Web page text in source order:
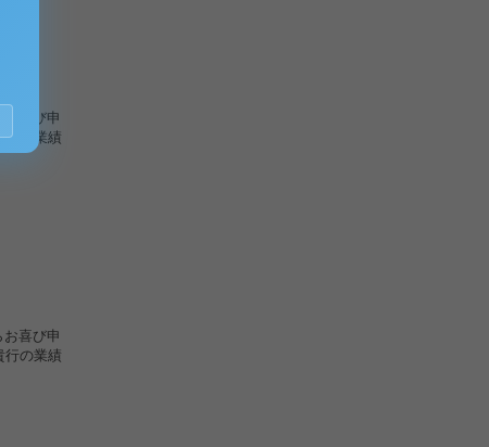
喜び申
行の業績
喜び申
行の業績